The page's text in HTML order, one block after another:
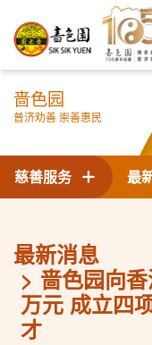
啬色园
普济劝善 崇善惠民
最
慈善服务
最新消息
啬色园向
万元 成立四
才